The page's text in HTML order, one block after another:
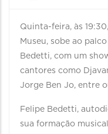
Quinta-feira, às
Museu, sobe ao
Bedetti, com um
cantores como
Jorge Ben Jo, entre
Felipe Bedetti,
sua formação